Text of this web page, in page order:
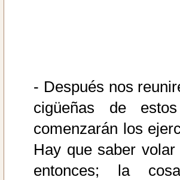
- Después nos
cigüeñas de
comenzarán los
Hay que saber
entonces; la